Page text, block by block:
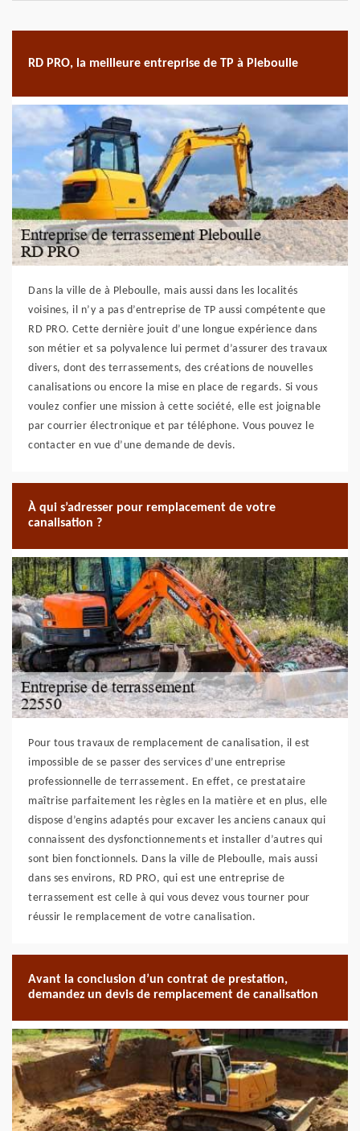
RD PRO, la meilleure entreprise de TP à Pleboulle
Dans la ville de à Pleboulle, mais aussi dans les localités
voisines, il n’y a pas d’entreprise de TP aussi compétente que
RD PRO. Cette dernière jouit d’une longue expérience dans
son métier et sa polyvalence lui permet d’assurer des travaux
divers, dont des terrassements, des créations de nouvelles
canalisations ou encore la mise en place de regards. Si vous
voulez confier une mission à cette société, elle est joignable
par courrier électronique et par téléphone. Vous pouvez le
contacter en vue d’une demande de devis.
À qui s’adresser pour remplacement de votre
canalisation ?
Pour tous travaux de remplacement de canalisation, il est
impossible de se passer des services d’une entreprise
professionnelle de terrassement. En effet, ce prestataire
maîtrise parfaitement les règles en la matière et en plus, elle
dispose d’engins adaptés pour excaver les anciens canaux qui
connaissent des dysfonctionnements et installer d’autres qui
sont bien fonctionnels. Dans la ville de Pleboulle, mais aussi
dans ses environs, RD PRO, qui est une entreprise de
terrassement est celle à qui vous devez vous tourner pour
réussir le remplacement de votre canalisation.
Avant la conclusion d’un contrat de prestation,
demandez un devis de remplacement de canalisation